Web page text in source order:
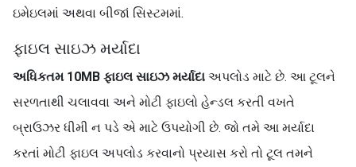
ઇમેઇલમાં અથવા બીજાં સિસ્ટમમાં.
ફાઇલ સાઇઝ મર્યાદા
અધિકતમ 10MB ફાઇલ સાઇઝ મર્યાદા અપલોડ માટે છે. આ ટૂલને
સરળતાથી ચલાવવા અને મોટી ફાઇલો હેન્ડલ કરતી વખતે
બ્રાઉઝર ધીમી ન પડે એ માટે ઉપયોગી છે. જો તમે આ મર્યાદા
કરતાં મોટી ફાઇલ અપલોડ કરવાનો પ્રયાસ કરો તો ટૂલ તમને